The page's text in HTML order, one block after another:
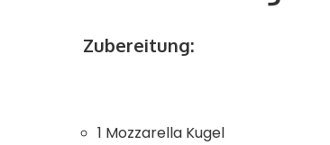
Zubereitung:
1 Mozzarella Kugel